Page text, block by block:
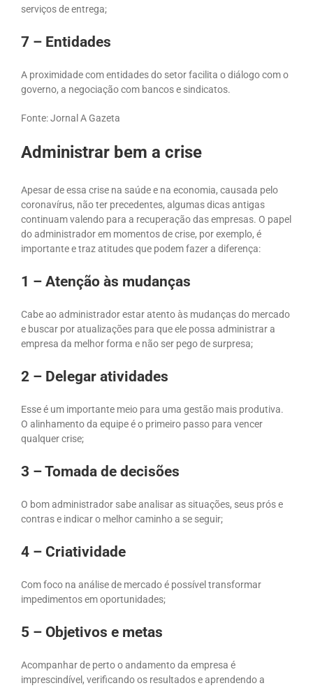
serviços de entrega;
7 – Entidades
A proximidade com entidades do setor facilita o diálogo com o
governo, a negociação com bancos e sindicatos.
Fonte: Jornal A Gazeta
Administrar bem a crise
Apesar de essa crise na saúde e na economia, causada pelo
coronavírus, não ter precedentes, algumas dicas antigas
continuam valendo para a recuperação das empresas. O papel
do administradorem momentos de crise, por exemplo, é
importante e traz atitudes que podem fazer a diferença:
1 – Atenção às mudanças
Cabe ao administrador estar atento às mudanças do mercado
e buscar por atualizações para que ele possa administrar a
empresa da melhor forma e não ser pego de surpresa;
2 – Delegar atividades
Esse é um importante meio para uma gestão mais produtiva.
O alinhamento da equipe é o primeiro passo para vencer
qualquer crise;
3 – Tomada de decisões
O bom administrador sabe analisar as situações, seus prós e
contras e indicar o melhor caminho a se seguir;
4 – Criatividade
Com foco na análise de mercado é possível transformar
impedimentos em oportunidades;
5 – Objetivos e metas
Acompanhar de perto o andamento da empresa é
imprescindível, verificando os resultados e aprendendo a